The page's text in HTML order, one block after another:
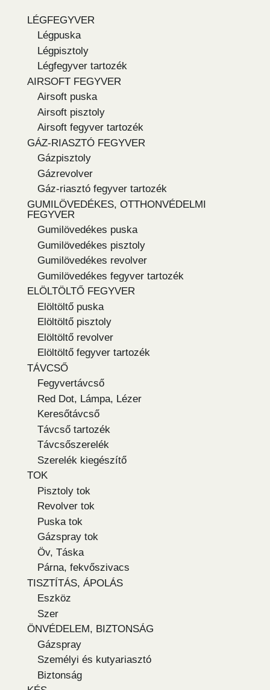
LÉGFEGYVER
Légpuska
Légpisztoly
Légfegyver tartozék
AIRSOFT FEGYVER
Airsoft puska
Airsoft pisztoly
Airsoft fegyver tartozék
GÁZ-RIASZTÓ FEGYVER
Gázpisztoly
Gázrevolver
Gáz-riasztó fegyver tartozék
GUMILÖVEDÉKES, OTTHONVÉDELMI
FEGYVER
Gumilövedékes puska
Gumilövedékes pisztoly
Gumilövedékes revolver
Gumilövedékes fegyver tartozék
ELÖLTÖLTŐ FEGYVER
Elöltöltő puska
Elöltöltő pisztoly
Elöltöltő revolver
Elöltöltő fegyver tartozék
TÁVCSŐ
Fegyvertávcső
Red Dot, Lámpa, Lézer
Keresőtávcső
Távcső tartozék
Távcsőszerelék
Szerelék kiegészítő
TOK
Pisztoly tok
Revolver tok
Puska tok
Gázspray tok
Öv, Táska
Párna, fekvőszivacs
TISZTÍTÁS, ÁPOLÁS
Eszköz
Szer
ÖNVÉDELEM, BIZTONSÁG
Gázspray
Személyi és kutyariasztó
Biztonság